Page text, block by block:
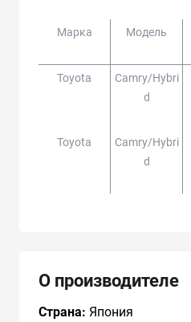
Марка Модель
Toyota
Camry/hybri
D
Toyota
Camry/hybri
D
О производителе
Страна: Япония